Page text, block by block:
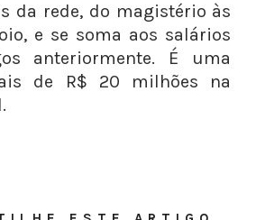
da rede, do magistério às
e se soma aos salários
anteriormente. É uma
de R$ 20 milhões na